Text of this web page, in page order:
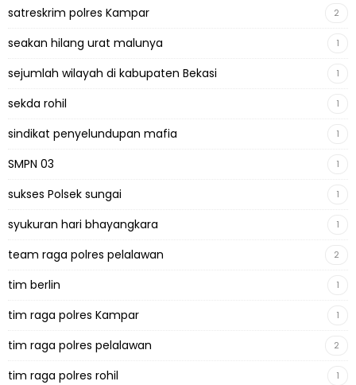
satreskrim polres Kampar 2
seakan hilang urat malunya 1
sejumlah wilayah di kabupaten Bekasi 1
sekda rohil 1
sindikat penyelundupan mafia 1
SMPN 03 1
sukses Polsek sungai 1
syukuran hari bhayangkara 1
team raga polres pelalawan 2
tim berlin 1
tim raga polres Kampar 1
tim raga polres pelalawan 2
tim raga polres rohil 1